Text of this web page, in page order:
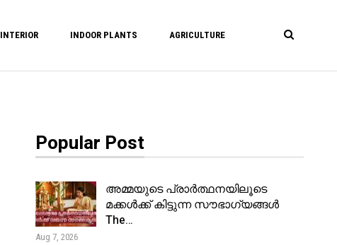
INTERIOR INDOOR PLANTS AGRICULTURE
Popular Post
അമ്മയുടെ പ്രാർത്ഥനയിലൂടെ
മക്കൾക്ക് കിട്ടുന്ന സൗഭാഗ്യങ്ങൾ
The…
Aug 7, 2026